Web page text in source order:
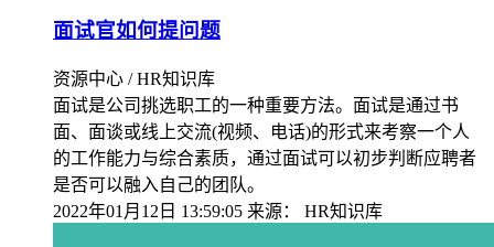
面试官如何提问题
资源中心 / HR知识库
面试是公司挑选职工的一种重要方法。面试是通过书
面、面谈或线上交流(视频、电话)的形式来考察一个人
的工作能力与综合素质，通过面试可以初步判断应聘者
是否可以融入自己的团队。
2022年01月12日 13:59:05 来源： HR知识库